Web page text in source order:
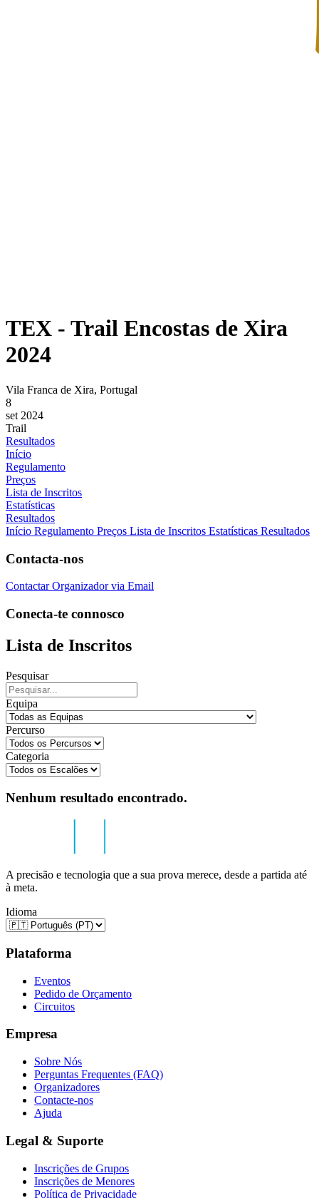
TEX - Trail Encostas de Xira
2024
Vila Franca de Xira, Portugal
8
set 2024
Trail
Resultados
Início
Regulamento
Preços
Lista de Inscritos
Estatísticas
Resultados
Início Regulamento Preços Lista de Inscritos Estatísticas Resultados
Contacta-nos
Contactar Organizador via Email
Conecta-te connosco
Lista de Inscritos
Pesquisar
Equipa
Percurso
Categoria
Nenhum resultado encontrado.
A precisão e tecnologia que a sua prova merece, desde a partida até
à meta.
Idioma
Plataforma
Eventos
Pedido de Orçamento
Circuitos
Empresa
Sobre Nós
Perguntas Frequentes (FAQ)
Organizadores
Contacte-nos
Ajuda
Legal & Suporte
Inscrições de Grupos
Inscrições de Menores
Política de Privacidade